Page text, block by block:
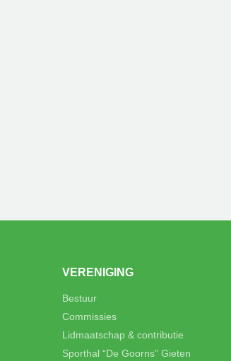
VERENIGING
Bestuur
Commissies
Lidmaatschap & contributie
Sporthal “De Goorns” Gieten